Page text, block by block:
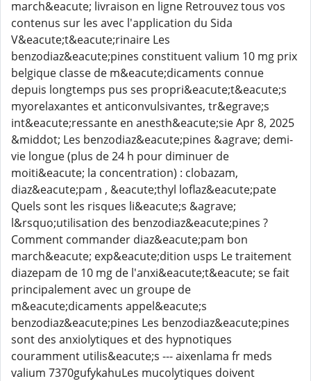
march&eacute; livraison en ligne Retrouvez tous vos
contenus sur les avec l'application du Sida
V&eacute;t&eacute;rinaire Les
benzodiaz&eacute;pines constituent valium 10 mg prix
belgique classe de m&eacute;dicaments connue
depuis longtemps pus ses propri&eacute;t&eacute;s
myorelaxantes et anticonvulsivantes, tr&egrave;s
int&eacute;ressante en anesth&eacute;sie Apr 8, 2025
&middot; Les benzodiaz&eacute;pines &agrave; demi-
vie longue (plus de 24 h pour diminuer de
moiti&eacute; la concentration) : clobazam,
diaz&eacute;pam , &eacute;thyl loflaz&eacute;pate
Quels sont les risques li&eacute;s &agrave;
l&rsquo;utilisation des benzodiaz&eacute;pines ?
Comment commander diaz&eacute;pam bon
march&eacute; exp&eacute;dition usps Le traitement
diazepam de 10 mg de l'anxi&eacute;t&eacute; se fait
principalement avec un groupe de
m&eacute;dicaments appel&eacute;s
benzodiaz&eacute;pines Les benzodiaz&eacute;pines
sont des anxiolytiques et des hypnotiques
couramment utilis&eacute;s --- aixenlama fr meds
valium 7370gufykahuLes mucolytiques doivent